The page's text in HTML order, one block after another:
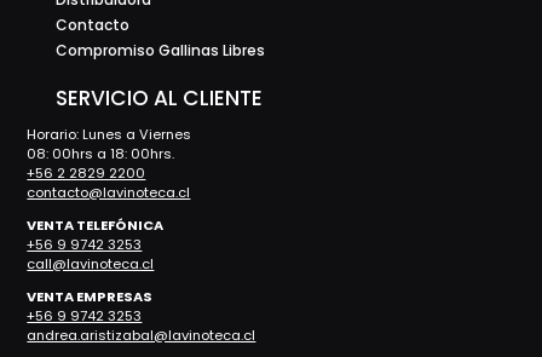
Contacto
Compromiso Gallinas Libres
SERVICIO AL CLIENTE
Horario: Lunes a Viernes
08: 00hrs a 18: 00hrs.
+56 2 2829 2200
contacto@lavinoteca.cl
VENTA TELEFÓNICA
+56 9 9742 3253
call@lavinoteca.cl
VENTA EMPRESAS
+56 9 9742 3253
andrea.aristizabal@lavinoteca.cl